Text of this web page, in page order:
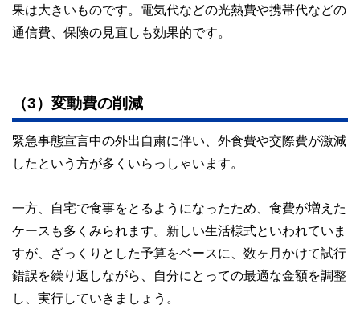
果は大きいものです。電気代などの光熱費や携帯代などの
通信費、保険の見直しも効果的です。
（3）変動費の削減
緊急事態宣言中の外出自粛に伴い、外食費や交際費が激減
したという方が多くいらっしゃいます。
一方、自宅で食事をとるようになったため、食費が増えた
ケースも多くみられます。新しい生活様式といわれていま
すが、ざっくりとした予算をベースに、数ヶ月かけて試行
錯誤を繰り返しながら、自分にとっての最適な金額を調整
し、実行していきましょう。